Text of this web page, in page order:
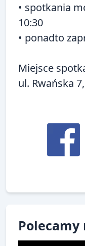
• spotkania
10:30
• ponadto
Miejsce
ul. Rwańska
Polecamy